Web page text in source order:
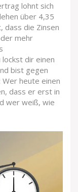
lohnt sich
über 4,35
dass die Zinsen
mehr
dir einen
bist gegen
heute einen
dass er erst in
wer weiß, wie